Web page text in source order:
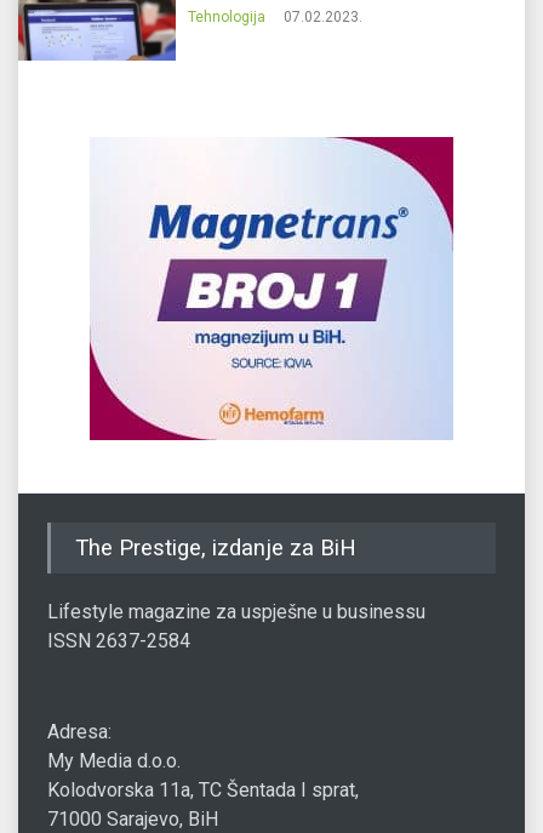
Tehnologija 07.02.2023.
The Prestige, izdanje za BiH
Lifestyle magazine za uspješne u businessu
ISSN 2637-2584
Adresa:
My Media d.o.o.
Kolodvorska 11a, TC Šentada I sprat,
71000 Sarajevo, BiH